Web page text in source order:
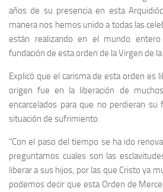
años de su presencia en esta
manera nos hemos unido a todas las
están realizando en el mundo
fundación de esta orden de la Virgen de
Explicó que el carisma de esta orden es
origen fue en la liberación de
encarcelados para que no perdieran
situación de sufrimiento.
“Con el paso del tiempo se ha ido
preguntamos cuales son las
liberar a sus hijos, por las que Cristo ya
podemos decir que esta Orden de